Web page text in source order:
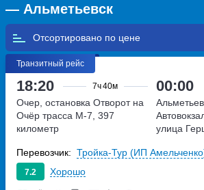
— Альметьевск
Отсортировано по
Транзитный рейс
18:20 7ч40м 00:00
Очер, остановка Отворот на
Очёр трасса М-7, 397
километр
улица
7.2 Хорошо
Перевозчик: Тройка-Тур (ИП